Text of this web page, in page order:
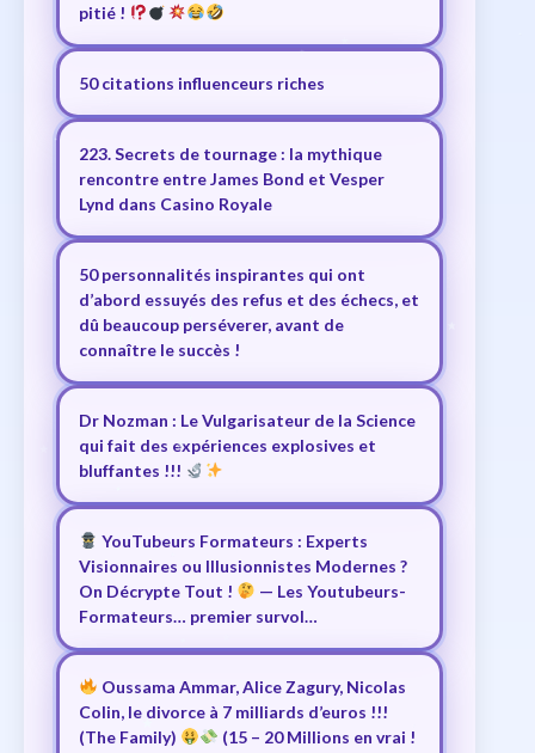
pitié !
50 citations influenceurs riches
223. Secrets de tournage : la mythique
rencontre entre James Bond et Vesper
Lynd dans Casino Royale
50 personnalités inspirantes qui ont
d’abord essuyés des refus et des échecs, et
dû beaucoup perséverer, avant de
connaître le succès !
Dr Nozman : Le Vulgarisateur de la Science
qui fait des expériences explosives et
bluffantes !!!
YouTubeurs Formateurs : Experts
Visionnaires ou Illusionnistes Modernes ?
On Décrypte Tout !
— Les Youtubeurs-
Formateurs… premier survol…
Oussama Ammar, Alice Zagury, Nicolas
Colin, le divorce à 7 milliards d’euros !!!
(The Family)
(15 – 20 Millions en vrai !